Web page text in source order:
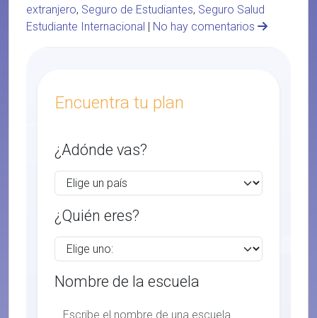
extranjero, Seguro de Estudiantes, Seguro Salud
Estudiante Internacional | No hay comentarios
Encuentra tu plan
¿Adónde vas?
¿Quién eres?
Nombre de la escuela